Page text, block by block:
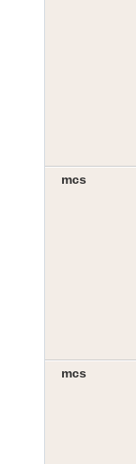
mcs
mcs